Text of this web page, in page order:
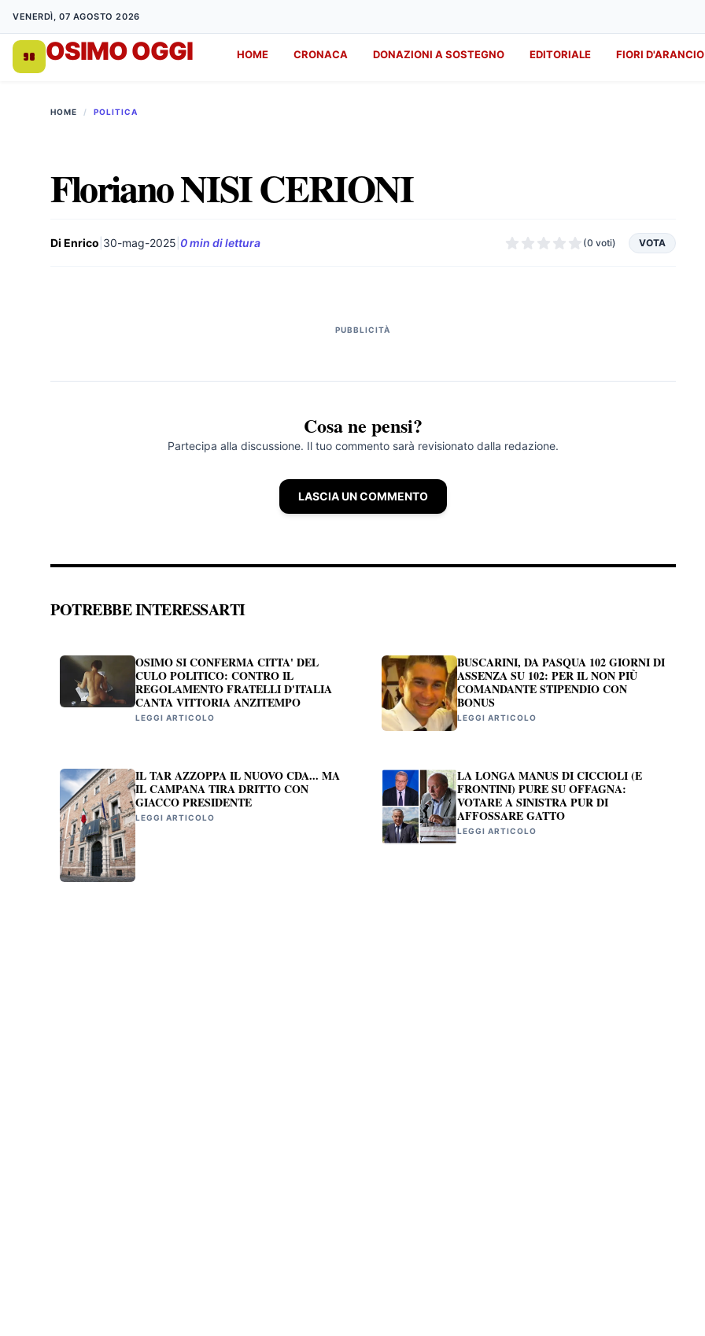
VENERDÌ, 07 AGOSTO 2026
OSIMO OGGI HOME CRONACA DONAZIONI A SOSTEGNO EDITORIALE FIORI D'ARANCIO
HOME / POLITICA
Floriano NISI CERIONI
Di Enrico 30-mag-2025 0 min di lettura (0 voti) VOTA
PUBBLICITÀ
Cosa ne pensi?
Partecipa alla discussione. Il tuo commento sarà revisionato dalla redazione.
LASCIA UN COMMENTO
POTREBBE INTERESSARTI
OSIMO SI CONFERMA CITTA' DEL
CULO POLITICO: CONTRO IL
REGOLAMENTO FRATELLI D'ITALIA
CANTA VITTORIA ANZITEMPO
LEGGI ARTICOLO
BUSCARINI, DA PASQUA 102 GIORNI DI
ASSENZA SU 102: PER IL NON PIÙ
COMANDANTE STIPENDIO CON
BONUS
LEGGI ARTICOLO
IL TAR AZZOPPA IL NUOVO CDA... MA
IL CAMPANA TIRA DRITTO CON
GIACCO PRESIDENTE
LEGGI ARTICOLO
LA LONGA MANUS DI CICCIOLI (E
FRONTINI) PURE SU OFFAGNA:
VOTARE A SINISTRA PUR DI
AFFOSSARE GATTO
LEGGI ARTICOLO